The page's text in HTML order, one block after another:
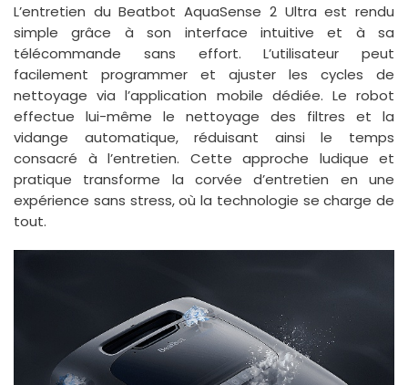
L’entretien du Beatbot AquaSense 2 Ultra est rendu
simple grâce à son interface intuitive et à sa
télécommande sans effort. L’utilisateur peut
facilement programmer et ajuster les cycles de
nettoyage via l’application mobile dédiée. Le robot
effectue lui-même le nettoyage des filtres et la
vidange automatique, réduisant ainsi le temps
consacré à l’entretien. Cette approche ludique et
pratique transforme la corvée d’entretien en une
expérience sans stress, où la technologie se charge de
tout.